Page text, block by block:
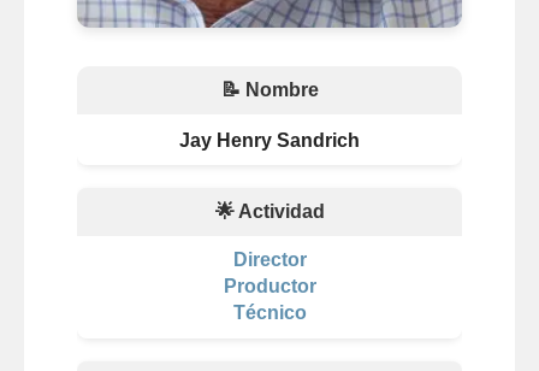
📝 Nombre
Jay Henry Sandrich
🌟 Actividad
Director
Productor
Técnico